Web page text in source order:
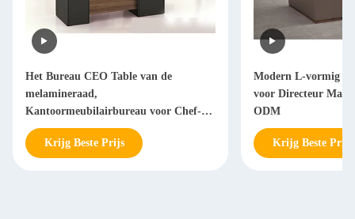
Het Bureau CEO Table van de
melamineraad,
Kantoormeubilairbureau voor Chef-
Manager
Krijg Beste Prijs
Modern L-vormig
voor Directeur
ODM
Krijg Beste Prijs